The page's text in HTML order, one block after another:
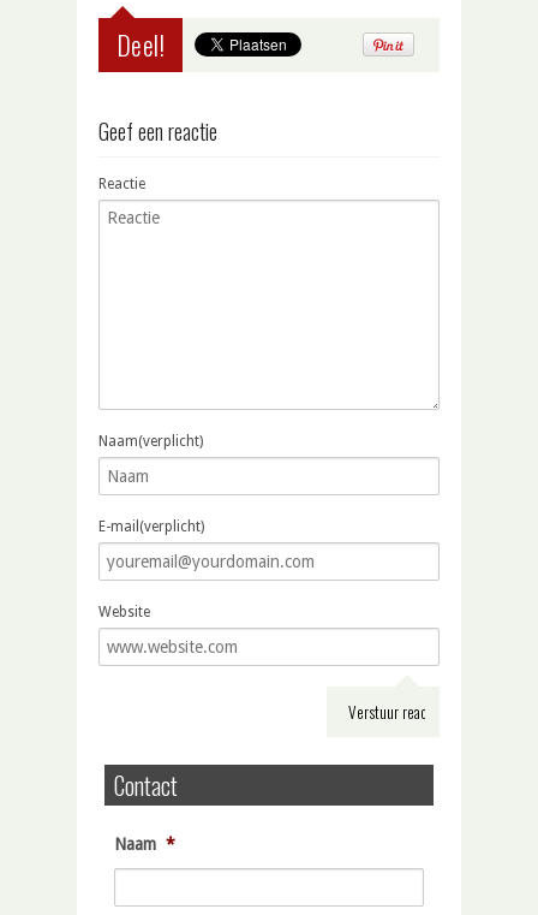
Deel!
Geef een reactie
Reactie
Naam(verplicht)
E-mail(verplicht)
Website
Contact
Naam *